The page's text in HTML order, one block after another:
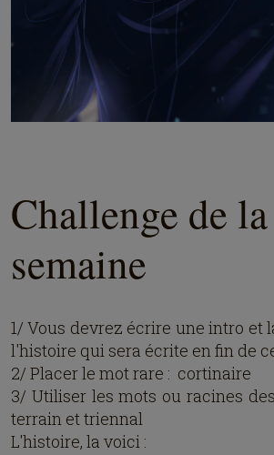
Challenge de la
semaine
1/ Vous devrez écrire une intro et
l'histoire qui sera écrite en fin de
2/ Placer le mot rare : cortinaire
3/ Utiliser les mots ou racines
terrain et triennal
L'histoire, la voici :